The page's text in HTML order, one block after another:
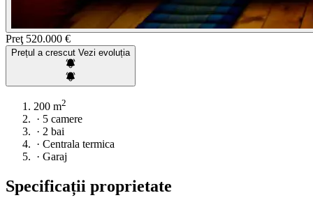
Preţ 520.000 €
Prețul a crescut Vezi evoluția
200 m2
· 5 camere
· 2 bai
· Centrala termica
· Garaj
Specificații proprietate